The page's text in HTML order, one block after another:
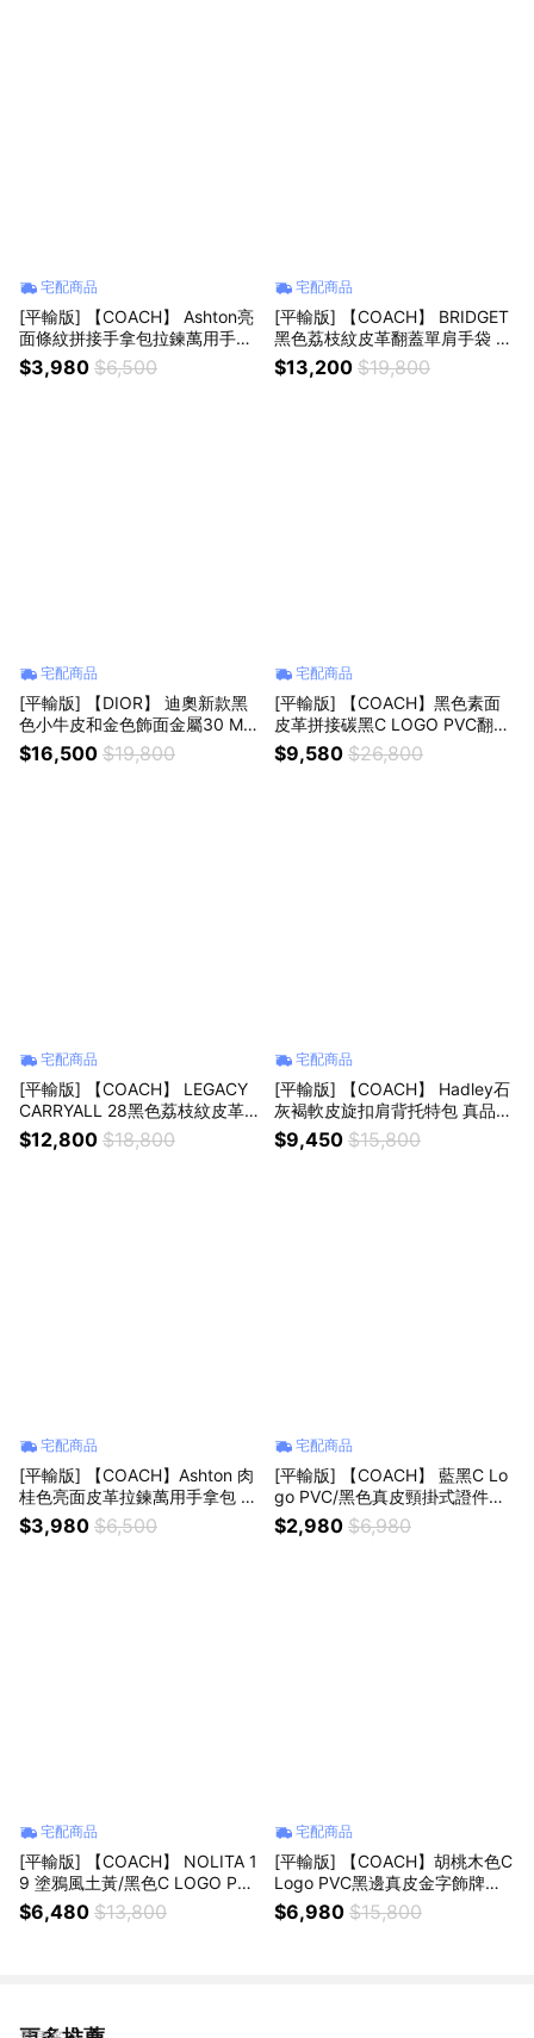
宅配商品
[平輸版] 【COACH】 Ashton亮
面條紋拼接手拿包拉鍊萬用手拿
包 真品平輸
$3,980 $6,500
宅配商品
[平輸版] 【COACH】 BRIDGET
黑色荔枝紋皮革翻蓋單肩手袋 真
品平輸
$13,200 $19,800
宅配商品
[平輸版] 【DIOR】 迪奧新款黑
色小牛皮和金色飾面金屬30 MO
NTAIGNE 雙環手帶 真品平輸
$16,500 $19,800
宅配商品
[平輸版] 【COACH】黑色素面
皮革拼接碳黑C LOGO PVC翻蓋
斜背郵差男包 真品平輸
$9,580 $26,800
宅配商品
[平輸版] 【COACH】 LEGACY
CARRYALL 28黑色荔枝紋皮革
三層手提/肩斜背包 真品平輸
$12,800 $18,800
宅配商品
[平輸版] 【COACH】 Hadley石
灰褐軟皮旋扣肩背托特包 真品平
輸
$9,450 $15,800
宅配商品
[平輸版] 【COACH】Ashton 肉
桂色亮面皮革拉鍊萬用手拿包 真
品平輸
$3,980 $6,500
宅配商品
[平輸版] 【COACH】 藍黑C Lo
go PVC/黑色真皮頸掛式證件票
卡夾組 真品平輸
$2,980 $6,980
宅配商品
[平輸版] 【COACH】 NOLITA 1
9 塗鴉風土黃/黑色C LOGO PVC
手提掛小包 真品平輸
$6,480 $13,800
宅配商品
[平輸版] 【COACH】胡桃木色C
Logo PVC黑邊真皮金字飾牌斜
背相機包 真品平輸
$6,980 $15,800